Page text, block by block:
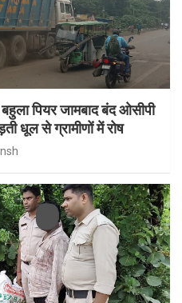
पियर जामबाद बंद ओसीपी
धूल से ग्रामीणों में रोष